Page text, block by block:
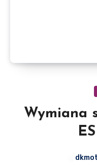
Wymiana